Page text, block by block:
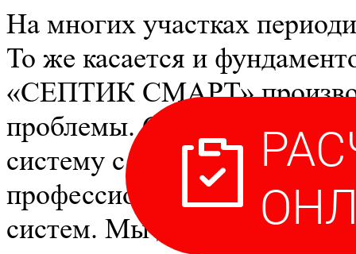
На многих участках
То же касается и
«СЕПТИК СМАРТ»
проблемы. Специалисты-
систему с учетом всех
профессиональные
систем. Мы даем гарантию